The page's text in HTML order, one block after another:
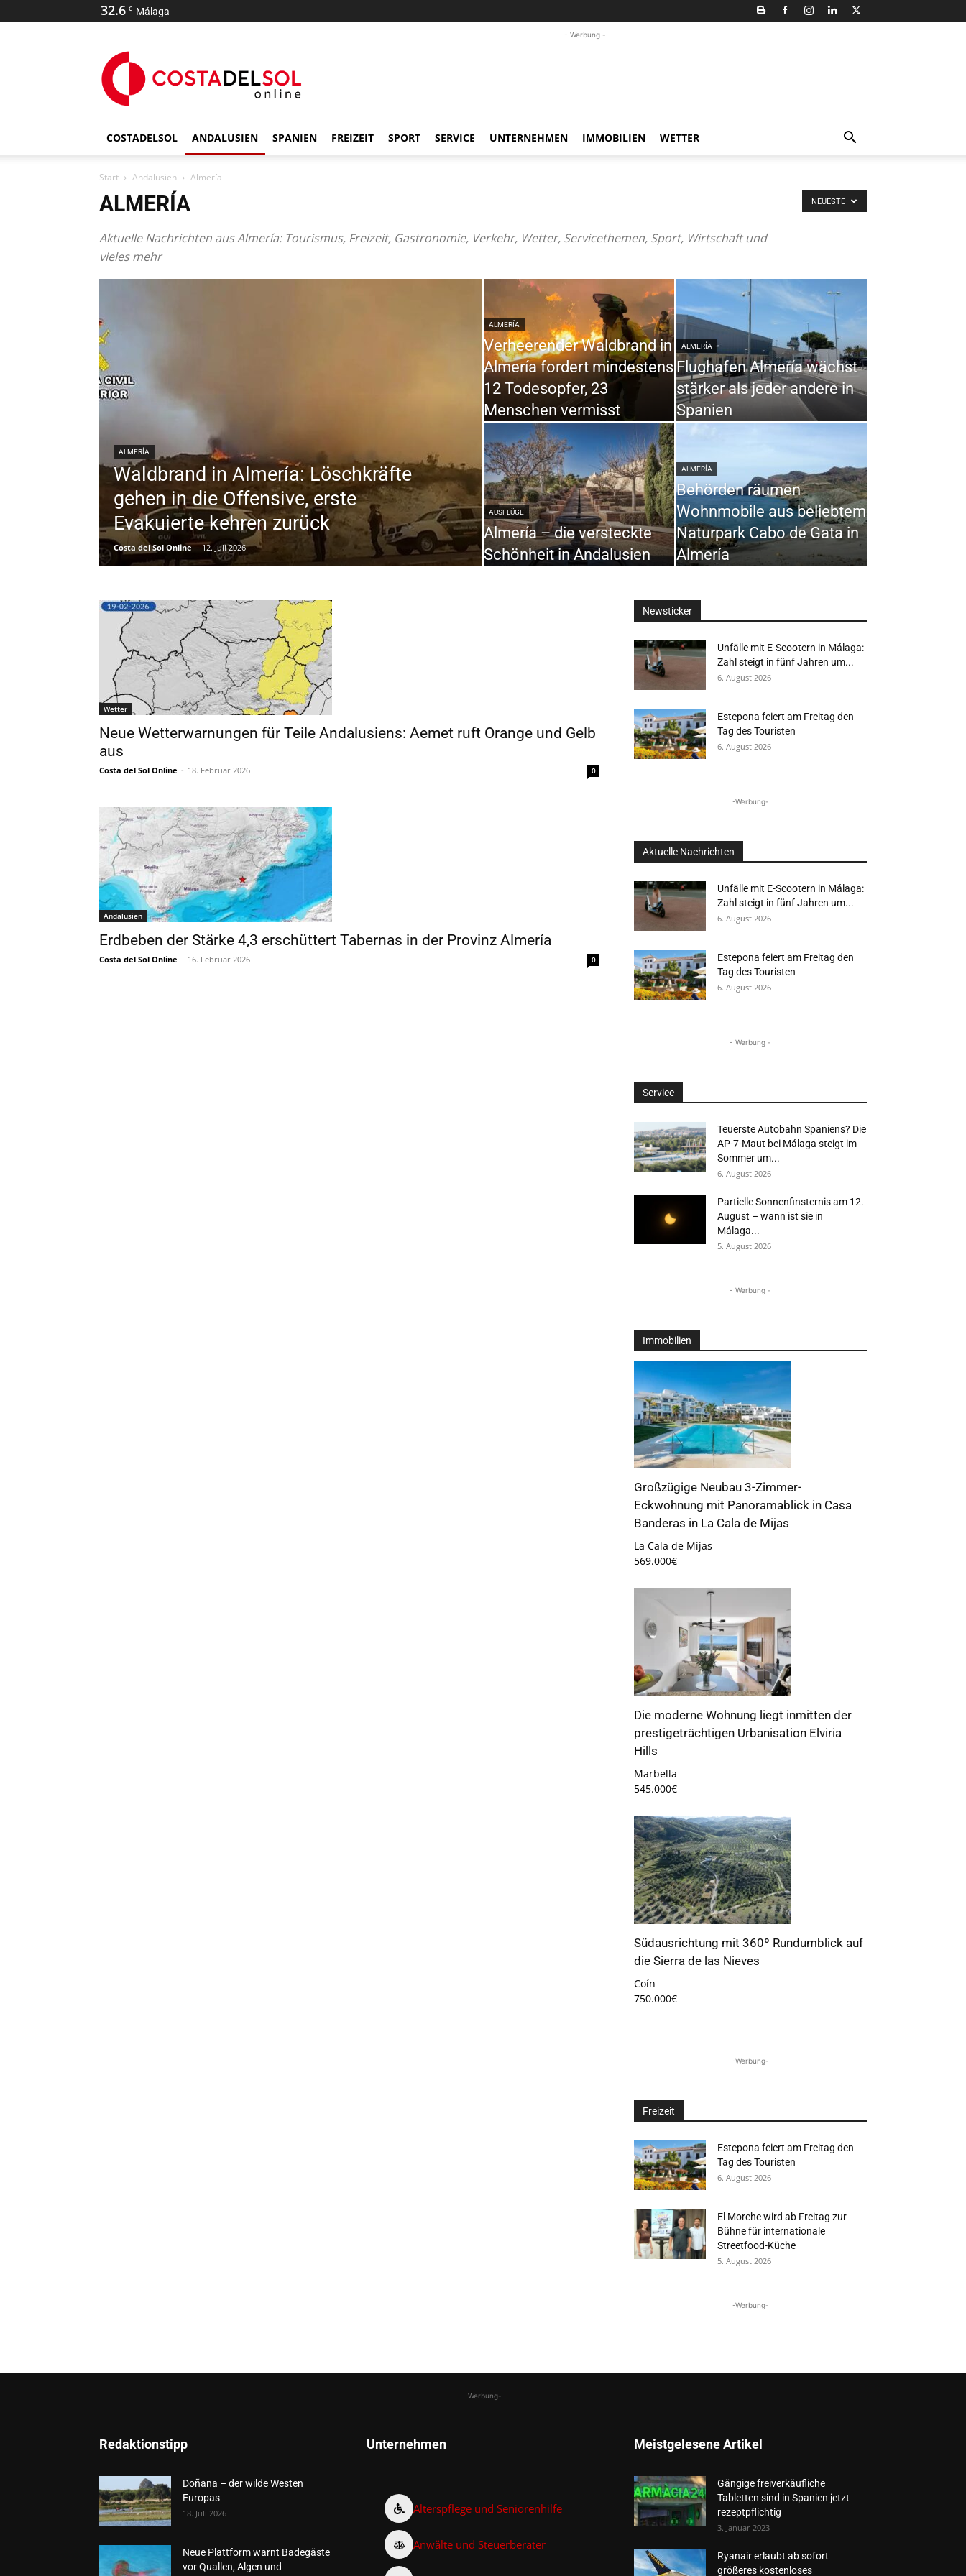
32.6 C Málaga
- Werbung -
COSTADELSOL ANDALUSIEN SPANIEN FREIZEIT SPORT SERVICE UNTERNEHMEN IMMOBILIEN WETTER
Start Andalusien Almería
ALMERÍA
Aktuelle Nachrichten aus Almería: Tourismus, Freizeit, Gastronomie, Verkehr, Wetter, Servicethemen, Sport, Wirtschaft und
vieles mehr
NEUESTE
ALMERÍA
Waldbrand in Almería: Löschkräfte
gehen in die Offensive, erste
Evakuierte kehren zurück
Costa del Sol Online - 12. Juli 2026
ALMERÍA
Verheerender Waldbrand in
Almería fordert mindestens
12 Todesopfer, 23
Menschen vermisst
ALMERÍA
Flughafen Almería wächst
stärker als jeder andere in
Spanien
AUSFLÜGE
Almería – die versteckte
Schönheit in Andalusien
ALMERÍA
Behörden räumen
Wohnmobile aus beliebtem
Naturpark Cabo de Gata in
Almería
Wetter
Neue Wetterwarnungen für Teile Andalusiens: Aemet ruft Orange und Gelb
aus
Costa del Sol Online - 18. Februar 2026 0
Andalusien
Erdbeben der Stärke 4,3 erschüttert Tabernas in der Provinz Almería
Costa del Sol Online - 16. Februar 2026 0
Newsticker
Unfälle mit E-Scootern in Málaga:
Zahl steigt in fünf Jahren um...
6. August 2026
Estepona feiert am Freitag den
Tag des Touristen
6. August 2026
-Werbung-
Aktuelle Nachrichten
Unfälle mit E-Scootern in Málaga:
Zahl steigt in fünf Jahren um...
6. August 2026
Estepona feiert am Freitag den
Tag des Touristen
6. August 2026
- Werbung -
Service
Teuerste Autobahn Spaniens? Die
AP-7-Maut bei Málaga steigt im
Sommer um...
6. August 2026
Partielle Sonnenfinsternis am 12.
August – wann ist sie in
Málaga...
5. August 2026
- Werbung -
Immobilien
Großzügige Neubau 3-Zimmer-
Eckwohnung mit Panoramablick in Casa
Banderas in La Cala de Mijas
La Cala de Mijas
569.000€
Die moderne Wohnung liegt inmitten der
prestigeträchtigen Urbanisation Elviria
Hills
Marbella
545.000€
Südausrichtung mit 360º Rundumblick auf
die Sierra de las Nieves
Coín
750.000€
-Werbung-
Freizeit
Estepona feiert am Freitag den
Tag des Touristen
6. August 2026
El Morche wird ab Freitag zur
Bühne für internationale
Streetfood-Küche
5. August 2026
-Werbung-
-Werbung-
Redaktionstipp
Doñana – der wilde Westen
Europas
18. Juli 2026
Neue Plattform warnt Badegäste
vor Quallen, Algen und
Unternehmen
Alterspflege und Seniorenhilfe
Anwälte und Steuerberater
Meistgelesene Artikel
Gängige freiverkäufliche
Tabletten sind in Spanien jetzt
rezeptpflichtig
3. Januar 2023
Ryanair erlaubt ab sofort
größeres kostenloses